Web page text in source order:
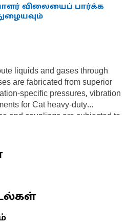
விலையைப் பார்க்க
liquids and gases through
are fabricated from superior
specific pressures, vibration
for Cat heavy-duty
and couplings are subjected to
in the industry. Every Cat
safety and dependability.